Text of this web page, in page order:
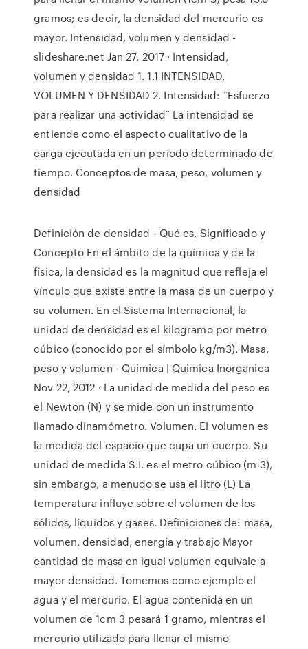
gramos; es decir, la densidad del mercurio es
mayor. Intensidad, volumen y densidad -
slideshare.net Jan 27, 2017 · Intensidad,
volumen y densidad 1. 1.1 INTENSIDAD,
VOLUMEN Y DENSIDAD 2. Intensidad: ¨Esfuerzo
para realizar una actividad¨ La intensidad se
entiende como el aspecto cualitativo de la
carga ejecutada en un período determinado de
tiempo. Conceptos de masa, peso, volumen y
densidad
Definición de densidad - Qué es, Significado y
Concepto En el ámbito de la química y de la
física, la densidad es la magnitud que refleja el
vínculo que existe entre la masa de un cuerpo y
su volumen. En el Sistema Internacional, la
unidad de densidad es el kilogramo por metro
cúbico (conocido por el símbolo kg/m3). Masa,
peso y volumen - Quimica | Quimica Inorganica
Nov 22, 2012 · La unidad de medida del peso es
el Newton (N) y se mide con un instrumento
llamado dinamómetro. Volumen. El volumen es
la medida del espacio que cupa un cuerpo. Su
unidad de medida S.I. es el metro cúbico (m 3),
sin embargo, a menudo se usa el litro (L) La
temperatura influye sobre el volumen de los
sólidos, líquidos y gases. Definiciones de: masa,
volumen, densidad, energía y trabajo Mayor
cantidad de masa en igual volumen equivale a
mayor densidad. Tomemos como ejemplo el
agua y el mercurio. El agua contenida en un
volumen de 1cm 3 pesará 1 gramo, mientras el
mercurio utilizado para llenar el mismo